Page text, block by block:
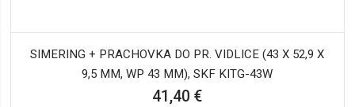
SIMERING + PRACHOVKA DO PR. VIDLICE (43 X 52,9 X
9,5 MM, WP 43 MM), SKF KITG-43W
41,40 €